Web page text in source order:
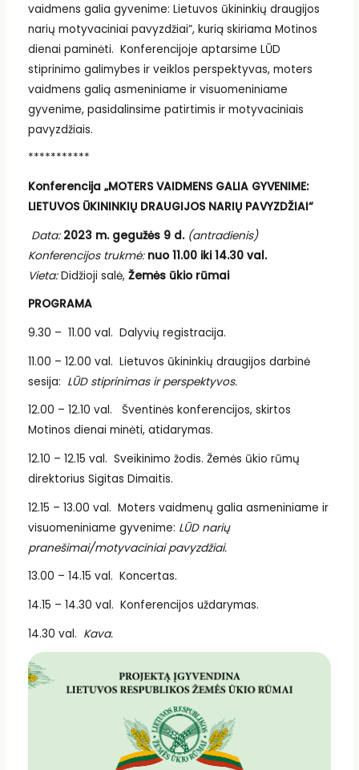
vaidmens galia gyvenime: Lietuvos ūkininkių draugijos
narių motyvaciniai pavyzdžiai”, kurią skiriama Motinos
dienai paminėti. Konferencijoje aptarsime LŪD
stiprinimo galimybes ir veiklos perspektyvas, moters
vaidmens galią asmeniniame ir visuomeniniame
gyvenime, pasidalinsime patirtimis ir motyvaciniais
pavyzdžiais.
***********
Konferencija „MOTERS VAIDMENS GALIA GYVENIME:
LIETUVOS ŪKININKIŲ DRAUGIJOS NARIŲ PAVYZDŽIAI“
Data: 2023 m. gegužės 9 d. (antradienis)
Konferencijos trukmė: nuo 11.00 iki 14.30 val.
Vieta:Didžioji salė, Žemės ūkio rūmai
PROGRAMA
9.30 – 11.00 val. Dalyvių registracija.
11.00 – 12.00 val. Lietuvos ūkininkių draugijos darbinė
sesija: LŪD stiprinimas irperspektyvos.
12.00 – 12.10 val. Šventinės konferencijos, skirtos
Motinos dienai minėti, atidarymas.
12.10 – 12.15 val. Sveikinimo žodis. Žemės ūkio rūmų
direktorius Sigitas Dimaitis.
12.15 – 13.00 val. Moters vaidmenų galia asmeniniame ir
visuomeniniame gyvenime: LŪD narių
pranešimai/motyvaciniai pavyzdžiai.
13.00 – 14.15 val. Koncertas.
14.15 – 14.30 val. Konferencijos uždarymas.
14.30 val. Kava.